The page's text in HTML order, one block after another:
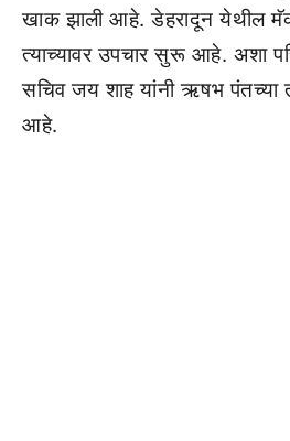
खाक झाली आहे. डेहरादून येथील
त्याच्यावर उपचार सुरू आहे. अशा
सचिव जय शाह यांनी ऋषभ पंतच्या
आहे.